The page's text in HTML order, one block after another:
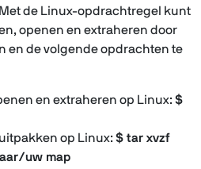
de Linux-opdrachtregel kunt
openen en extraheren door
en de volgende opdrachten te
en extraheren op Linux:$
op Linux:$ tar xvzf
uw map